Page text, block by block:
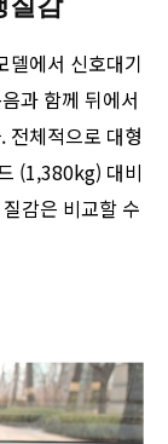
델에서 신호대기
과 함께 뒤에서
전체적으로 대형
(1,380kg) 대비
감은 비교할 수